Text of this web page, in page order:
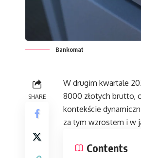
Bankomat
SHARE
W drugim kwartale
8000 złotych brutto,
kontekście
za tym wzrostem i w
Contents